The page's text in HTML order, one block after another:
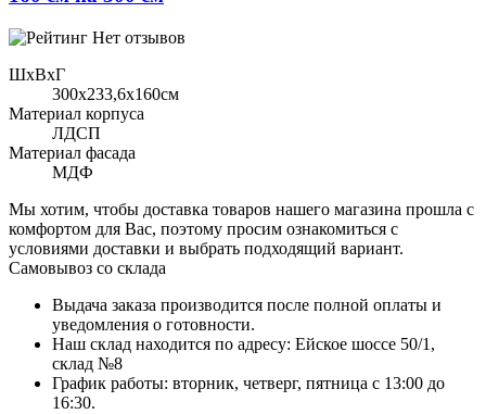
Нет отзывов
ШхВхГ
300x233,6х160см
Материал корпуса
ЛДСП
Материал фасада
МДФ
Мы хотим, чтобы доставка товаров нашего магазина прошла с
комфортом для Вас, поэтому просим ознакомиться с
условиями доставки и выбрать подходящий вариант.
Самовывоз со склада
Выдача заказа производится после полной оплаты и
уведомления о готовности.
Наш склад находится по адресу: Ейское шоссе 50/1,
склад №8
График работы: вторник, четверг, пятница с 13:00 до
16:30.